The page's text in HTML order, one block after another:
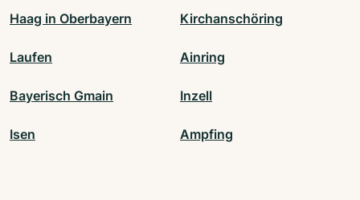
Haag in Oberbayern Kirchanschöring
Laufen Ainring
Bayerisch Gmain Inzell
Isen Ampfing